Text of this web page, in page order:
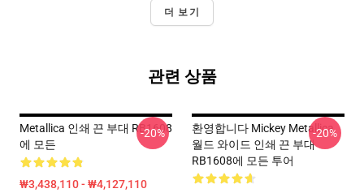
더 보기
관련 상품
Metallica 인쇄 끈 부대 RB1608
에 모든
₩3,438,110 - ₩4,127,110
-20%
환영합니다 Mickey Metallica
월드 와이드 인쇄 끈 부대
RB1608에 모든 투어
-20%